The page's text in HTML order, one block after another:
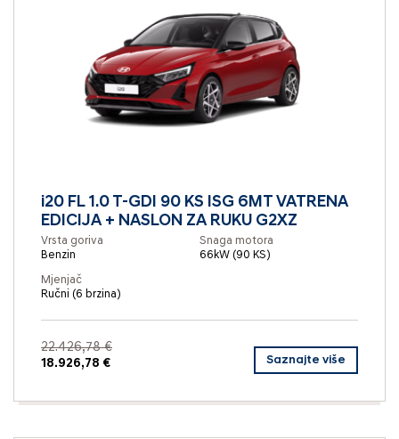
i20 FL 1.0 T-GDI 90 KS ISG 6MT VATRENA
EDICIJA + NASLON ZA RUKU G2XZ
Vrsta goriva
Benzin
Snaga motora
66kW (90 KS)
Mjenjač
Ručni (6 brzina)
22.426,78 €
18.926,78 €
Saznajte više